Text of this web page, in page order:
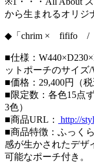
から生まれるオリジ
◆「chrim × fififo /
■仕様：
ットポーチのサイズ/
■価格：29,400円（税
■限定数：各色15点
3色）
■商品URL：
http://
■商品特徴：ふっく
感が生かされたデザ
可能なポーチ付き。